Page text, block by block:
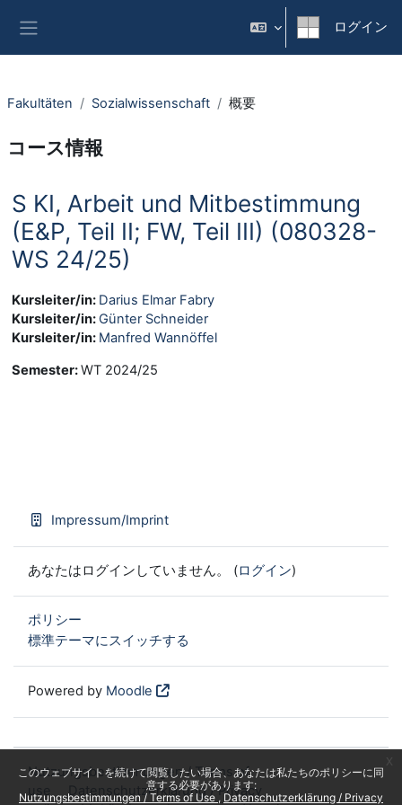
このウェブサイトを続けて閲覧したい場合、あなたは私たちのポリシーに同
意する必要があります:
Nutzungsbestimmungen / Terms of Use
Datenschutzerklärung / Privacy
ログイン
Fakultäten Sozialwissenschaft 概要
コース情報
S KI, Arbeit und Mitbestimmung
(E&P, Teil II; FW, Teil III) (080328-
WS 24/25)
Kursleiter/in: Darius Elmar Fabry
Kursleiter/in: Günter Schneider
Kursleiter/in: Manfred Wannöffel
Semester:WT 2024/25
Impressum/Imprint
あなたはログインしていません。 (ログイン)
ポリシー
標準テーマにスイッチする
Powered by Moodle
Nutzungsbestimmungen / Terms of
use
Datenschutzerklärung / Privacy